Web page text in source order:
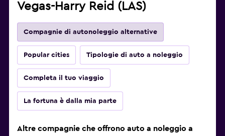
Vegas-Harry Reid (LAS)
Compagnie di autonoleggio alternative
Popular cities Tipologie di auto a noleggio
Completa il tuo viaggio
La fortuna è dalla mia parte
Altre compagnie che offrono auto a noleggio a